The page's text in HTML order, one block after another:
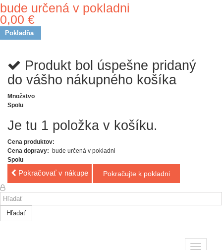
bude určená v pokladni
0,00 €
Pokladňa
Produkt bol úspešne pridaný
do vášho nákupného košíka
Množstvo
Spolu
Je tu 1 položka v košíku.
Cena produktov:
Cena dopravy: bude určená v pokladni
Spolu
Pokračovať v nákupe Pokračujte k pokladni
Hľadať
Toggle